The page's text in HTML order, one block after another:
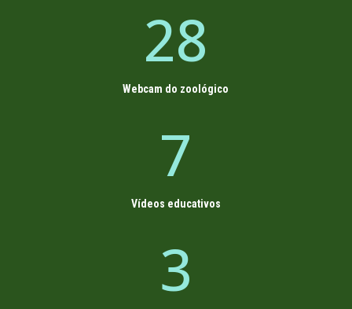
28
Webcam do zoológico
7
Vídeos educativos
3